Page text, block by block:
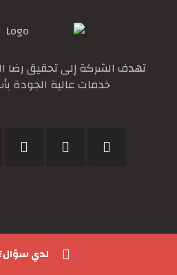
تهدف الشركة إلى تحقيق رضا
خدمات عالية الجودة
المشاركات الاخيرة لدي سؤال؟